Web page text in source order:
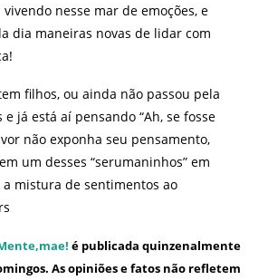
nesse mar de emoções, e
dia maneiras novas de lidar com
filhos, ou ainda não passou pela
já está aí pensando “Ah, se fosse
não exponha seu pensamento,
um desses “serumaninhos” em
a mistura de sentimentos ao
é publicada quinzenalmente
As opiniões e fatos não refletem